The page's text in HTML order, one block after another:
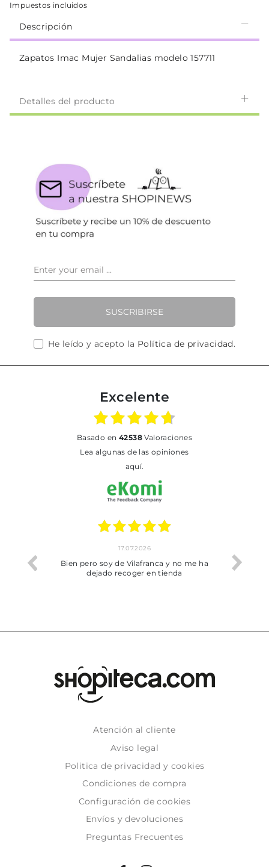
Impuestos incluidos
Descripción
Zapatos Imac Mujer Sandalias modelo 157711
Detalles del producto
SUSCRIBIRSE
He leído y acepto la Política de privacidad.
Excelente
basado en 42538Valoraciones
Lea algunas de las opiniones
aquí.
trobat
17.07.2026
Bien pero soy de Vilafranca y no me ha
dejado recoger en tienda
Atención al cliente
Aviso legal
Politica de privacidad y cookies
Condiciones de compra
Configuración de cookies
Envíos y devoluciones
Preguntas Frecuentes